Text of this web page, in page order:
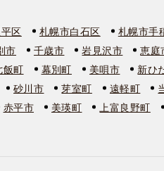
区 札幌市白石区 札幌市手
市 千歳市 岩見沢市 恵庭
飯町 幕別町 美唄市 新ひ
砂川市 芽室町 遠軽町
赤平市 美瑛町 上富良野町